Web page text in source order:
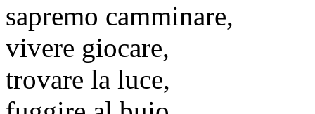
sapremo camminare,
vivere giocare,
trovare la luce,